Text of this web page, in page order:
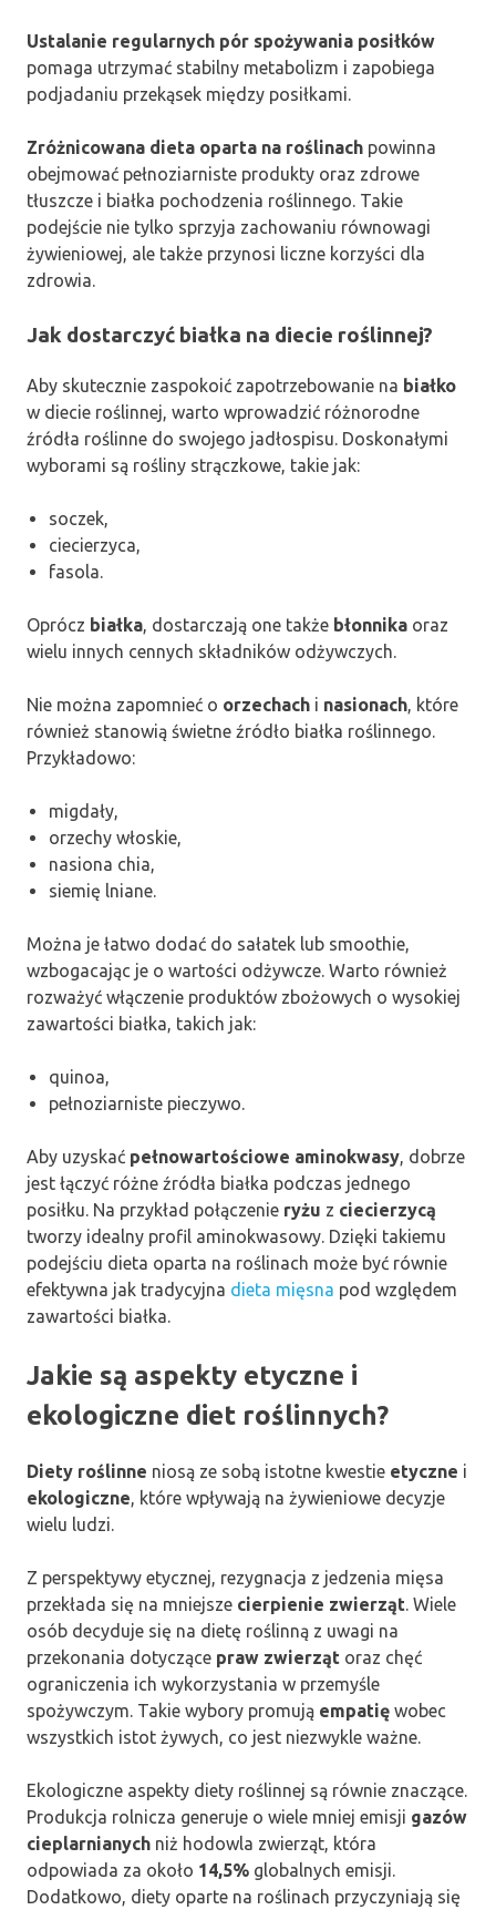
Ustalanie regularnych pór spożywania posiłków
pomaga utrzymać stabilny metabolizm i zapobiega
podjadaniu przekąsek między posiłkami.
Zróżnicowana dieta oparta na roślinach powinna
obejmować pełnoziarniste produkty oraz zdrowe
tłuszcze i białka pochodzenia roślinnego. Takie
podejście nie tylko sprzyja zachowaniu równowagi
żywieniowej, ale także przynosi liczne korzyści dla
zdrowia.
Jak dostarczyć białka na diecie roślinnej?
Aby skutecznie zaspokoić zapotrzebowanie na białko
w diecie roślinnej, warto wprowadzić różnorodne
źródła roślinne do swojego jadłospisu. Doskonałymi
wyborami są rośliny strączkowe, takie jak:
soczek,
ciecierzyca,
fasola.
Oprócz białka, dostarczają one także błonnika oraz
wielu innych cennych składników odżywczych.
Nie można zapomnieć o orzechach i nasionach, które
również stanowią świetne źródło białka roślinnego.
Przykładowo:
migdały,
orzechy włoskie,
nasiona chia,
siemię lniane.
Można je łatwo dodać do sałatek lub smoothie,
wzbogacając je o wartości odżywcze. Warto również
rozważyć włączenie produktów zbożowych o wysokiej
zawartości białka, takich jak:
quinoa,
pełnoziarniste pieczywo.
Aby uzyskać pełnowartościowe aminokwasy, dobrze
jest łączyć różne źródła białka podczas jednego
posiłku. Na przykład połączenie ryżu z ciecierzycą
tworzy idealny profil aminokwasowy. Dzięki takiemu
podejściu dieta oparta na roślinach może być równie
efektywna jak tradycyjna dieta mięsna pod względem
zawartości białka.
Jakie są aspekty etyczne i
ekologiczne diet roślinnych?
Diety roślinne niosą ze sobą istotne kwestie etyczne i
ekologiczne, które wpływają na żywieniowe decyzje
wielu ludzi.
Z perspektywy etycznej, rezygnacja z jedzenia mięsa
przekłada się na mniejsze cierpienie zwierząt. Wiele
osób decyduje się na dietę roślinną z uwagi na
przekonania dotyczące praw zwierząt oraz chęć
ograniczenia ich wykorzystania w przemyśle
spożywczym. Takie wybory promują empatię wobec
wszystkich istot żywych, co jest niezwykle ważne.
Ekologiczne aspekty diety roślinnej są równie znaczące.
Produkcja rolnicza generuje o wiele mniej emisji gazów
cieplarnianych niż hodowla zwierząt, która
odpowiada za około 14,5% globalnych emisji.
Dodatkowo, diety oparte na roślinach przyczyniają się